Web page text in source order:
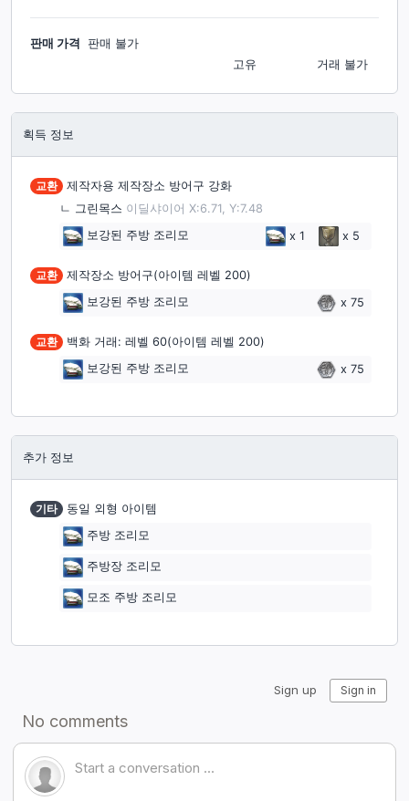
판매 가격
판매 불가
거래 불가
고유
획득 정보
교환
제작자용 제작장소 방어구 강화
ㄴ 그린목스 이딜샤이어 X:6.71, Y:7.48
보강된 주방 조리모
x 1 x 5
교환
제작장소 방어구(아이템 레벨 200)
보강된 주방 조리모
x 75
교환
백화 거래: 레벨 60(아이템 레벨 200)
보강된 주방 조리모
x 75
추가 정보
기타
동일 외형 아이템
주방 조리모
주방장 조리모
모조 주방 조리모